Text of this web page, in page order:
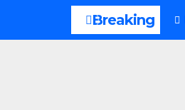
Breaking